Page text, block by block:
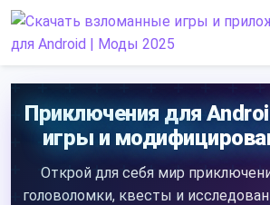
Skip
content
Программы
Приключения для
игры и
Открой для себя мир
головоломки, квесты и